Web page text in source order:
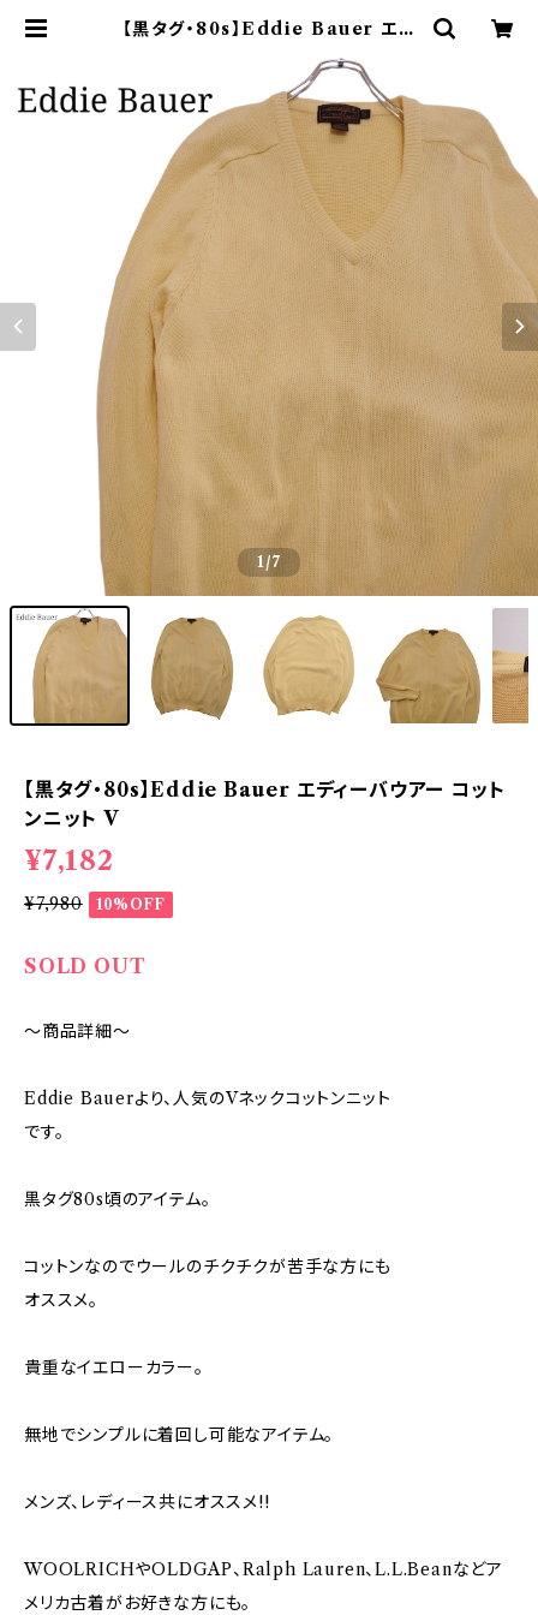
【黒タグ・80s】Eddie Bauer エデ
ライン古着屋 9chord
1/7
【黒タグ・80s】Eddie Bauer エディーバウアー コット
ンニット V
¥7,182
¥7,980 10%OFF
SOLD OUT
～商品詳細～
Eddie Bauerより、人気のVネックコットンニット
です。
黒タグ80s頃のアイテム。
コットンなのでウールのチクチクが苦手な方にも
オススメ。
貴重なイエローカラー。
無地でシンプルに着回し可能なアイテム。
メンズ、レディース共にオススメ!!
WOOLRICHやOLDGAP、Ralph Lauren、L.L.Beanなどア
メリカ古着がお好きな方にも。